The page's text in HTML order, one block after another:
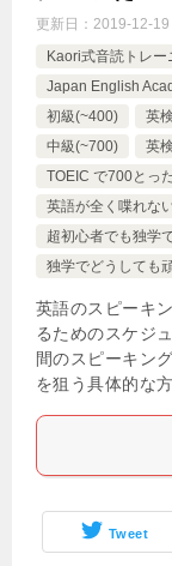
更新日： 2019-12-19
Kaori式音読トレー
Japan English
初級(~400)
英
中級(~700)
英
TOEIC で700とっ
英語が全く喋れな
超初心者でも独学
独学でどうしても
英語のスピーキ
るためのスケジ
間のスピーキン
を狙う具体的な
Tweet